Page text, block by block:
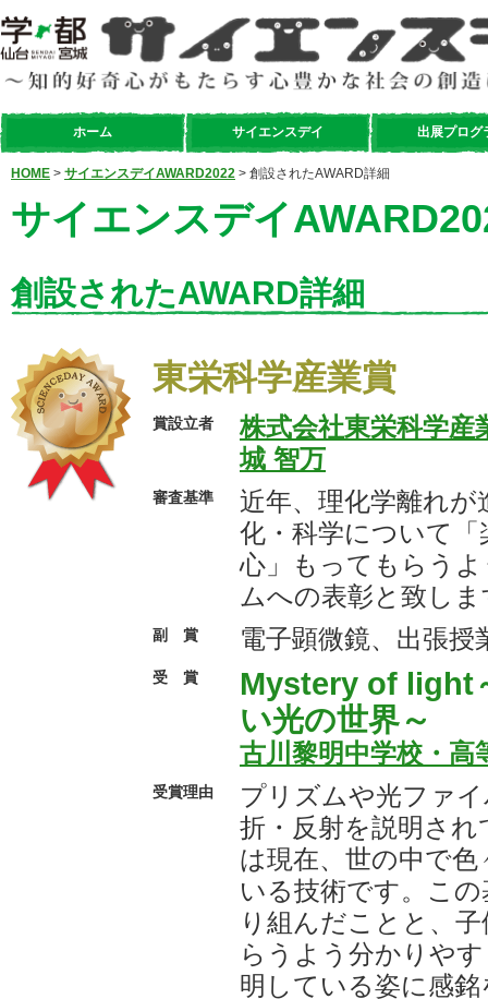
ホーム サイエンスデイ 出展プログ
HOME > サイエンスデイAWARD2022 > 創設されたAWARD詳細
サイエンスデイ
創設されたAWARD詳細
東栄科学産業賞
賞設立者
株式会社東栄科学
城 智万
審査基準
近年、理化学離れ
化・科学について
心」もってもらう
ムへの表彰と致しま
副 賞 電子顕微鏡、出張授
受 賞
Mystery of light
い光の世界～
古川黎明中学校・
受賞理由
プリズムや光ファ
折・反射を説明さ
は現在、世の中で
いる技術です。こ
り組んだことと、
らうよう分かりや
明している姿に感